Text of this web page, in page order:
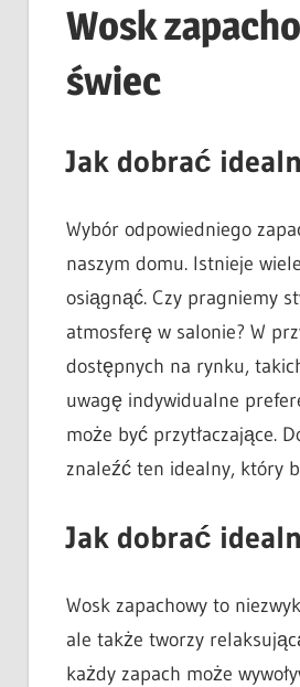
Wosk
świec
Jak dobrać
Wybór odpowiedniego
naszym domu. Istnieje
osiągnąć. Czy pragniemy
atmosferę w salonie? W
dostępnych na rynku,
uwagę indywidualne
może być przytłaczające.
znaleźć ten idealny, który
Jak dobrać
Wosk zapachowy to
ale także tworzy
każdy zapach może